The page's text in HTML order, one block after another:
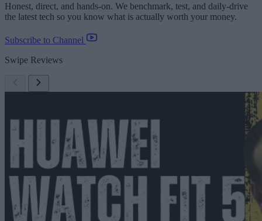
Honest, direct, and hands-on. We benchmark, test, and daily-drive
the latest tech so you know what is actually worth your money.
Subscribe to Channel
Swipe Reviews